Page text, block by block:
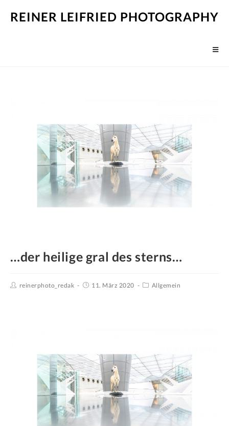
REINER LEIFRIED PHOTOGRAPHY
…der heilige gral des sterns…
reinerphoto_redak 11. März 2020 Allgemein